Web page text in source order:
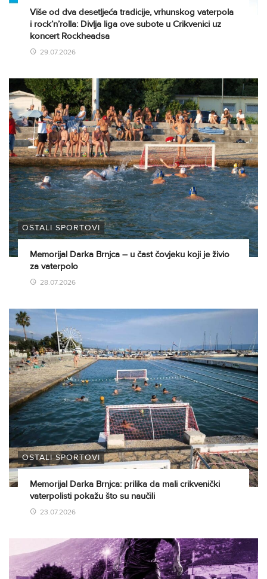
Više od dva desetljeća tradicije, vrhunskog vaterpola
i rock’n’rolla: Divlja liga ove subote u Crikvenici uz
koncert Rockheadsa
29.07.2026
OSTALI SPORTOVI
Memorijal Darka Brnjca – u čast čovjeku koji je živio
za vaterpolo
28.07.2026
OSTALI SPORTOVI
Memorijal Darka Brnjca: prilika da mali crikvenički
vaterpolisti pokažu što su naučili
23.07.2026